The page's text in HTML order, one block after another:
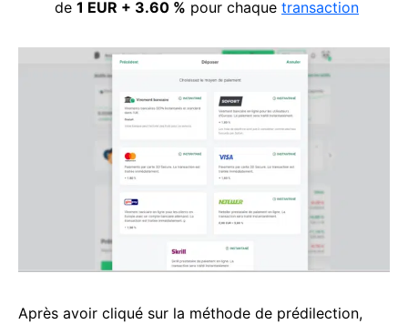
de 1 EUR + 3.60 % pour chaque transaction
Après avoir cliqué sur la méthode de prédilection,